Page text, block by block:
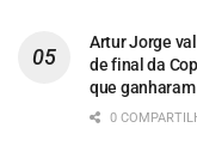
Artur Jorge
de final da
que
0